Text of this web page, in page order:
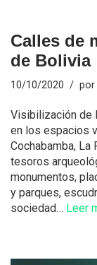
Calles de
de Bolivia
10/10/2020 por
Visibilización de
en los espacios
Cochabamba, La
tesoros
monumentos,
y parques,
sociedad… Leer